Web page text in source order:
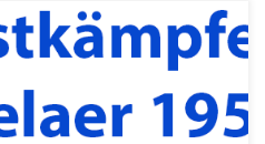
beim W.B.C – Duisburg .e.V 1957
darauf klicken! Es werden